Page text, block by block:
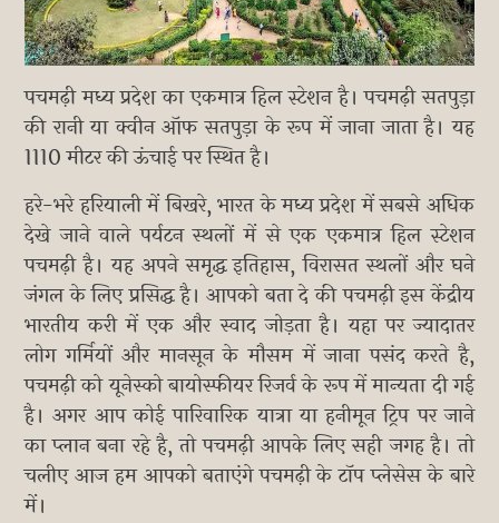
पचमढ़ी मध्य प्रदेश का एकमात्र हिल स्टेशन है। पचमढ़ी सतपुड़ा
की रानी या क्वीन ऑफ सतपुड़ा के रूप में जाना जाता है। यह
1110 मीटर की ऊंचाई पर स्थित है।
हरे-भरे हरियाली में बिखरे, भारत के मध्य प्रदेश में सबसे अधिक
देखे जाने वाले पर्यटन स्थलों में से एक एकमात्र हिल स्टेशन
पचमढ़ी है। यह अपने समृद्ध इतिहास, विरासत स्थलों और घने
जंगल के लिए प्रसिद्ध है। आपको बता दे की पचमढ़ी इस केंद्रीय
भारतीय करी में एक और स्वाद जोड़ता है। यहा पर ज्यादातर
लोग गर्मियों और मानसून के मौसम में जाना पसंद करते है,
पचमढ़ी को यूनेस्को बायोस्फीयर रिजर्व के रूप में मान्यता दी गई
है। अगर आप कोई पारिवारिक यात्रा या हनीमून ट्रिप पर जाने
का प्लान बना रहे है, तो पचमढ़ी आपके लिए सही जगह है। तो
चलीए आज हम आपको बताएंगे पचमढ़ी के टॉप प्लेसेस के बारे
में।